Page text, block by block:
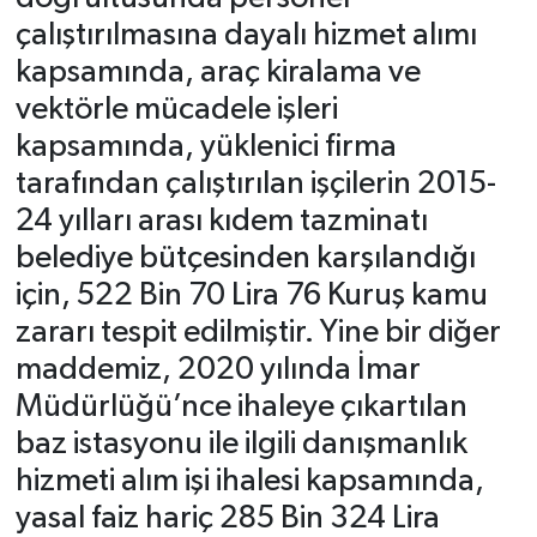
çalıştırılmasına dayalı hizmet alımı
kapsamında, araç kiralama ve
vektörle mücadele işleri
kapsamında, yüklenici firma
tarafından çalıştırılan işçilerin 2015-
24 yılları arası kıdem tazminatı
belediye bütçesinden karşılandığı
için, 522 Bin 70 Lira 76 Kuruş kamu
zararı tespit edilmiştir. Yine bir diğer
maddemiz, 2020 yılında İmar
Müdürlüğü’nce ihaleye çıkartılan
baz istasyonu ile ilgili danışmanlık
hizmeti alım işi ihalesi kapsamında,
yasal faiz hariç 285 Bin 324 Lira